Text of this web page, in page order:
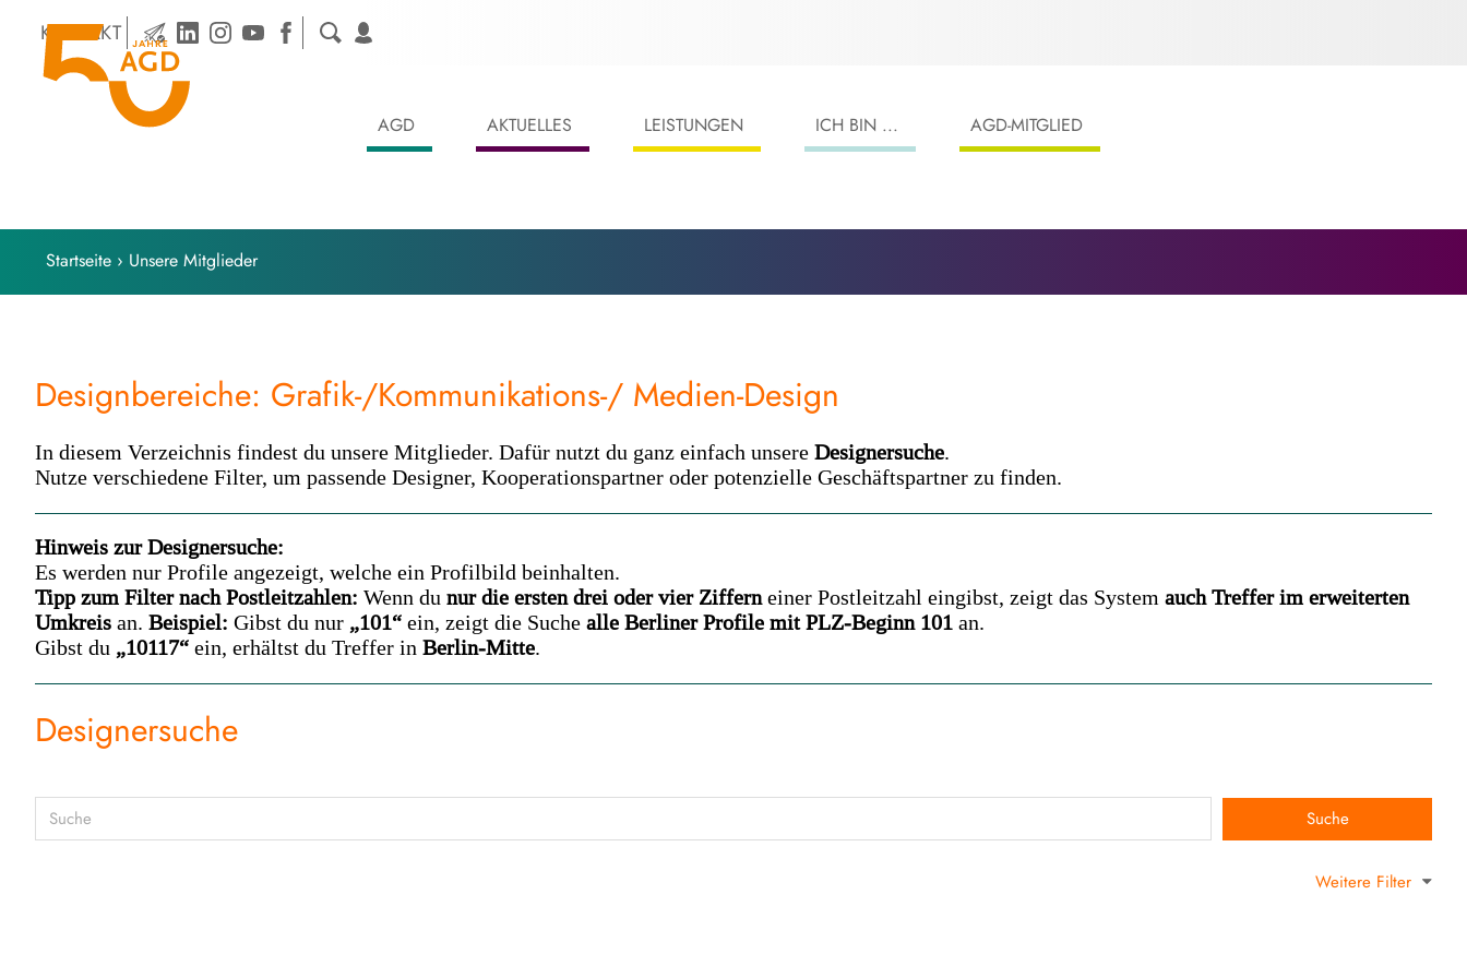
content
KONTAKT
AGD AKTUELLES LEISTUNGEN ICH BIN ... AGD-MITGLIED
Startseite › Unsere Mitglieder
Designbereiche: Grafik-/Kommunikations-/ Medien-Design
In diesem Verzeichnis findest du unsere Mitglieder. Dafür nutzt du ganz einfach unsere Designersuche.
Nutze verschiedene Filter, um passende Designer, Kooperationspartner oder potenzielle Geschäftspartner zu finden.
Hinweis zur Designersuche:
Es werden nur Profile angezeigt, welche ein Profilbild beinhalten.
Tipp zum Filter nach Postleitzahlen: Wenn du nur die ersten drei oder vier Zifferneiner Postleitzahl eingibst, zeigt das System auch Treffer im erweiterten
Umkreis an. Beispiel: Gibst du nur „101“ ein, zeigt die Suche alle Berliner Profile mit PLZ-Beginn 101 an.
Gibst du „10117“ ein, erhältst du Treffer in Berlin-Mitte.
Designersuche
Weitere Filter